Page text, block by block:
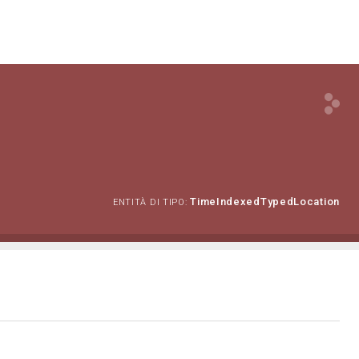
ENTITÀ DI TIPO: TimeIndexedTypedLocation